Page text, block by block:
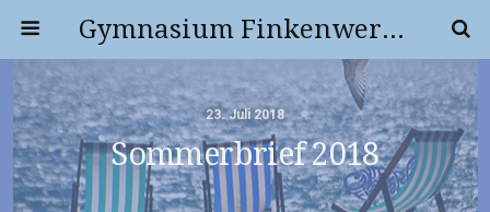
Gymnasium Finkenwerder
23. Juli 2018
Sommerbrief 2018